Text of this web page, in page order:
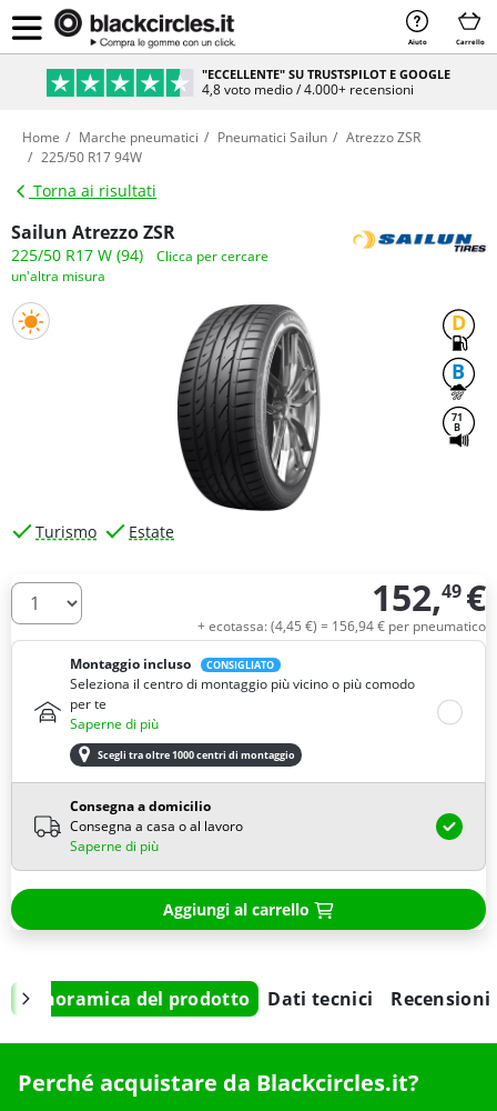
Aiuto Carrello
"ECCELLENTE" SU TRUSTSPILOT E GOOGLE
4,8 voto medio / 4.000+ recensioni
Home Marche pneumatici Pneumatici Sailun
Atrezzo ZSR
225/50 R17 94W
Torna ai risultati
Sailun Atrezzo ZSR
225/50 R17 W (94)
Clicca per cercare
un'altra misura
D
B
71
B
Turismo Estate
Quantità 152,49 €
+ ecotassa: (4,45 €) = 156,94€ per pneumatico
Montaggio incluso
CONSIGLIATO
Seleziona il centro di montaggio più vicino o più comodo
per te
Saperne di più
Scegli tra oltre 1000 centri di montaggio
Consegna a domicilio
Consegna a casa o al lavoro
Saperne di più
Aggiungi al carrello
Panoramica del prodotto Dati tecnici Recensioni
Perché acquistare da Blackcircles.it?